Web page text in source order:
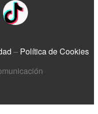
– Política de Cookies